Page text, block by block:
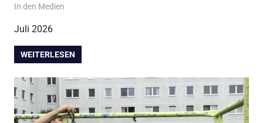
Juli 30, 2026
admin
In den Medien
Juli 2026
WEITERLESEN